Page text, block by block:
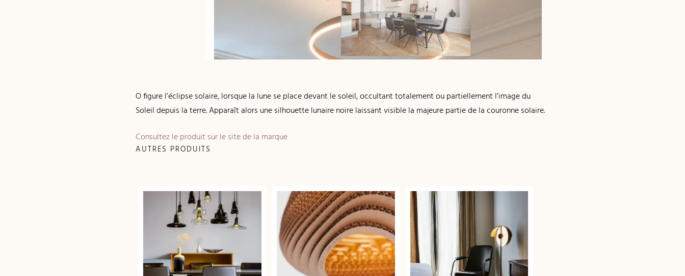
O figure l’éclipse solaire, lorsque la lune se place devant le soleil, occultant totalement ou partiellement l’image du
Soleil depuis la terre. Apparaît alors une silhouette lunaire noire laissant visible la majeure partie de la couronne solaire.
Consultez le produit sur le site de la marque
AUTRES PRODUITS